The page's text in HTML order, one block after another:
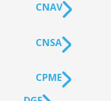
CNAV
CNSA
CPME